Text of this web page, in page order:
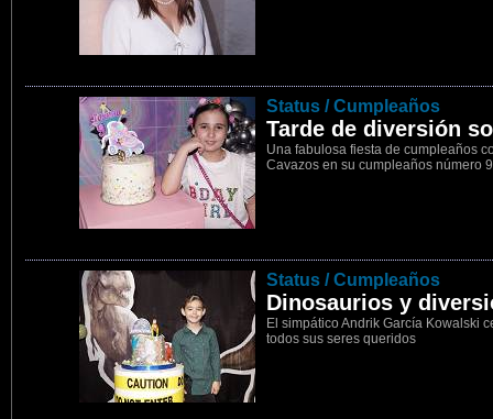
Status / Cumpleaños
Tarde de diversión
Una fabulosa fiesta de cumpleaños
Cavazos en su cumpleaños número 9
Status / Cumpleaños
Dinosaurios y
El simpático Andrik García Kowalski
todos sus seres queridos